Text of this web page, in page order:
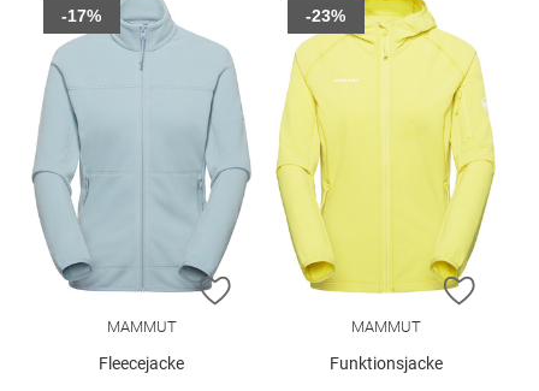
ZUR WUNSCHLISTE HINZUFÜGEN
MAMMUT
Fleecejacke
-17%
ZUR
MAMMUT
Funktionsjacke
-23%